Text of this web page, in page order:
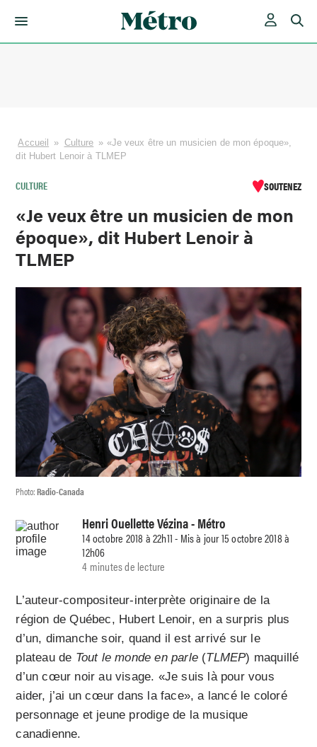
Accueil » Culture » «Je veux être un musicien de mon époque»,
dit Hubert Lenoir à TLMEP
CULTURE SOUTENEZ
«Je veux être un musicien de mon
époque», dit Hubert Lenoir à
TLMEP
Photo:Radio-Canada
Henri Ouellette Vézina- Métro
14 octobre 2018 à 22h11 - Mis à jour 15 octobre 2018 à
12h06
4 minutes de lecture
L’auteur-compositeur-interprète originaire de la
région de Québec, Hubert Lenoir, en a surpris plus
d’un, dimanche soir, quand il est arrivé sur le
plateau de Tout le monde en parle (TLMEP) maquillé
d’un cœur noir au visage. «Je suis là pour vous
aider, j’ai un cœur dans la face», a lancé le coloré
personnage et jeune prodige de la musique
canadienne.